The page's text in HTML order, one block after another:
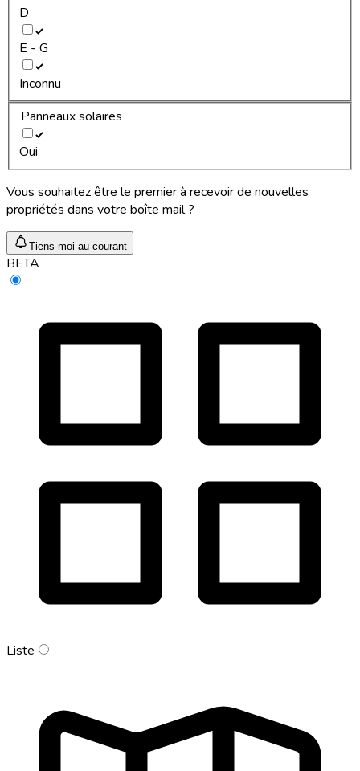
D
E - G
Inconnu
Panneaux solaires
Oui
Vous souhaitez être le premier à recevoir de nouvelles
propriétés dans votre boîte mail ?
Tiens-moi au courant
BETA
Liste